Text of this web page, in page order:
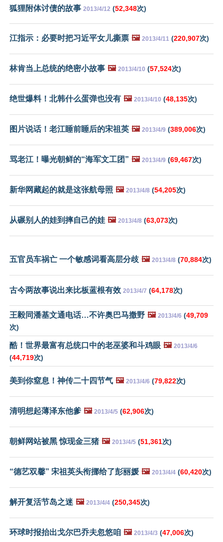
狐狸附体讨债的故事 2013/4/12 (52,348次)
江指示：必要时把习近平女儿撕票 🖼️ 2013/4/11 (220,907次)
林肯当上总统的绝密小故事 🖼️ 2013/4/10 (57,524次)
绝世爆料！北韩什么蛋弹也没有 🖼️ 2013/4/10 (48,135次)
图片说话！老江睡前睡后的宋祖英 🖼️ 2013/4/9 (389,006次)
骂老江！曝光朝鲜的“海军文工团” 🖼️ 2013/4/9 (69,467次)
新华网藏起的就是这张航母照 🖼️ 2013/4/8 (54,205次)
从碾别人的娃到摔自己的娃 🖼️ 2013/4/8 (63,073次)
五官员车祸亡 一个敏感词看高层分歧 🖼️ 2013/4/8 (70,884次)
古今两故事说出来比板蓝根有效 2013/4/7 (64,178次)
王毅同潘基文通电话…不许奥巴马撒野 🖼️ 2013/4/6 (49,709
次)
酷！世界最富有总统口中的老巫婆和斗鸡眼 🖼️ 2013/4/6
(44,719次)
美到你窒息！神传二十四节气 🖼️ 2013/4/6 (79,822次)
清明想起薄泽东他爹 🖼️ 2013/4/5 (62,906次)
朝鲜网站被黑 惊现金三猪 🖼️ 2013/4/5 (51,361次)
“德艺双馨” 宋祖英头衔挪给了彭丽媛 🖼️ 2013/4/4 (60,420次)
解开复活节岛之迷 🖼️ 2013/4/4 (250,345次)
环球时报抬出戈尔巴乔夫忽悠咱 🖼️ 2013/4/3 (47,006次)